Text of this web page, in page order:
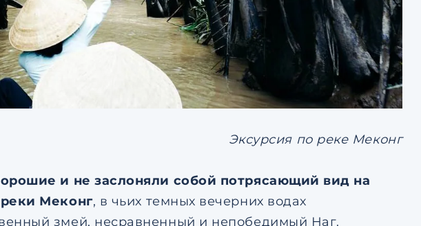
Эксурсия по реке Меконг
и не заслоняли собой потрясающий вид на
Меконг, в чьих темных вечерних водах
змей, несравненный и непобедимый Наг.